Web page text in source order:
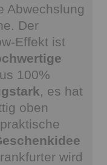
Abwechslung
Der
Effekt ist
100%
, es hat
oben
wird